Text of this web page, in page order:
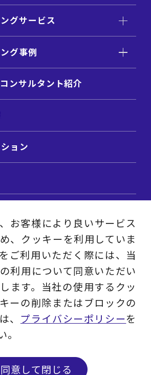
グサービス
グ事例
ンサルタント紹介
ョン
解説集
イバシーポリシー
ディアアカウントポリシー
お客様により良いサービス
、クッキーを利用していま
ご利用いただく際には、当
利用について同意いただい
ます。当社の使用するクッ
ーの削除またはブロックの
、 プライバシーポリシーを
同意して閉じる